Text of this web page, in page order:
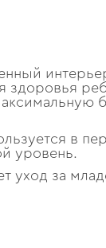
в
уровень.
уход за